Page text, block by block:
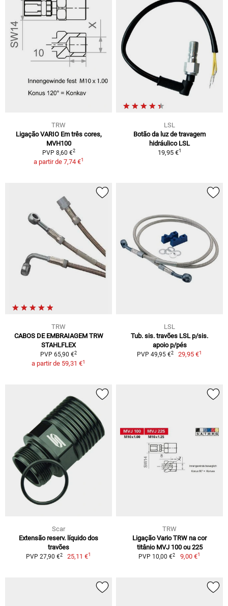
TRW
Ligação VARIO Em três cores,
MVH100
PVP 8,60 €2
a partir de 7,74 €1
LSL
Botão da luz de travagem
hidráulico LSL
19,95 €1
TRW
CABOS DE EMBRAIAGEM TRW
STAHLFLEX
PVP 65,90 €2
a partir de 59,31 €1
LSL
Tub. sis. travões LSL p/sis.
apoio p/pés
PVP 49,95 €2 29,95 €1
Scar
Extensão reserv. líquido dos
travões
PVP 27,90 €2 25,11 €1
TRW
Ligação Vario TRW na cor
titânio MVJ 100 ou 225
PVP 10,00 €2 9,00 €1